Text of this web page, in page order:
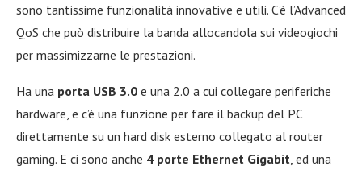
sono tantissime funzionalità innovative e utili. C’è l’Advanced
QoS che può distribuire la banda allocandola sui videogiochi
per massimizzarne le prestazioni.
Ha una porta USB 3.0 e una 2.0 a cui collegare periferiche
hardware, e c’è una funzione per fare il backup del PC
direttamente su un hard disk esterno collegato al router
gaming. E ci sono anche 4 porte Ethernet Gigabit , ed una